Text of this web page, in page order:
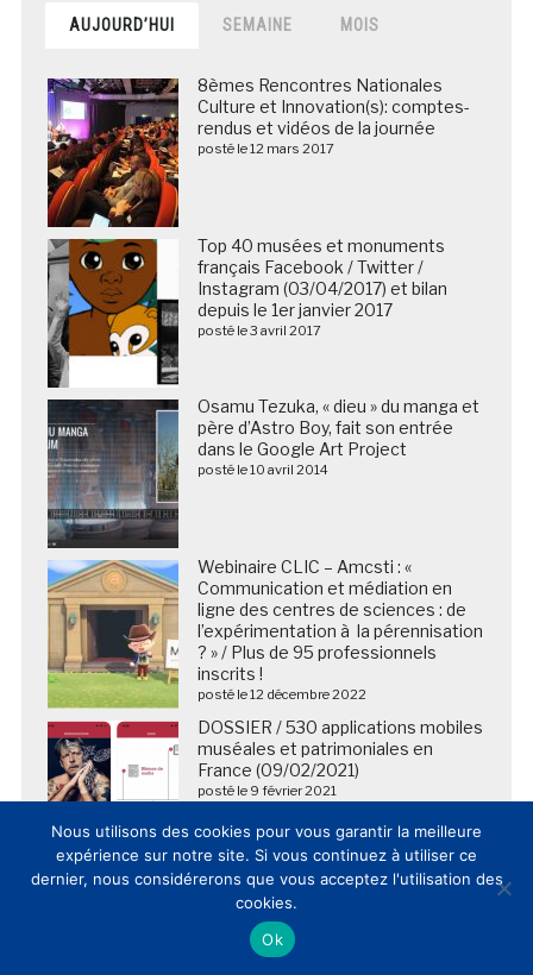
AUJOURD’HUI SEMAINE MOIS
8èmes Rencontres Nationales
Culture et Innovation(s): comptes-
rendus et vidéos de la journée
posté le 12 mars 2017
Top 40 musées et monuments
français Facebook / Twitter /
Instagram (03/04/2017) et bilan
depuis le 1er janvier 2017
posté le 3 avril 2017
Osamu Tezuka, « dieu » du manga et
père d’Astro Boy, fait son entrée
dans le Google Art Project
posté le 10 avril 2014
Webinaire CLIC – Amcsti : «
Communication et médiation en
ligne des centres de sciences : de
l’expérimentation à la pérennisation
? » / Plus de 95 professionnels
inscrits !
posté le 12 décembre 2022
DOSSIER / 530 applications mobiles
muséales et patrimoniales en
France (09/02/2021)
posté le 9 février 2021
Nous utilisons des cookies pour vous garantir la meilleure
expérience sur notre site. Si vous continuez à utiliser ce
dernier, nous considérerons que vous acceptez l'utilisation des
cookies.
Ok